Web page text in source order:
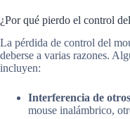
¿Por qué pierdo el control
La pérdida de control del
deberse a varias razones.
incluyen:
Interferencia de
mouse inalámbrico,